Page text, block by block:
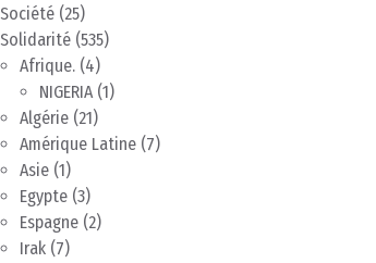
Société (25)
Solidarité (535)
Afrique. (4)
NIGERIA(1)
Algérie (21)
Amérique Latine (7)
Asie (1)
Egypte (3)
Espagne (2)
Irak (7)